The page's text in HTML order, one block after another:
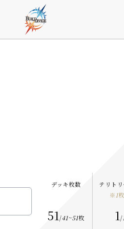
デッキ枚数
51/41~51枚
テリト
※ 1
1/